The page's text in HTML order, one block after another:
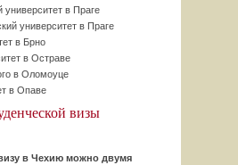
университет в Праге
университет в Праге
в Брно
в Остраве
в Оломоуце
в Опаве
визы
в Чехию можно двумя